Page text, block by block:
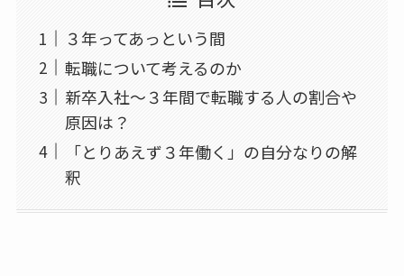
３年ってあっという間
転職について考えるのか
新卒入社～３年間で転職する人の割合や
原因は？
「とりあえず３年働く」の自分なりの解
釈